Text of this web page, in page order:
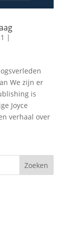
|
We zijn er
is
Joyce
verhaal over